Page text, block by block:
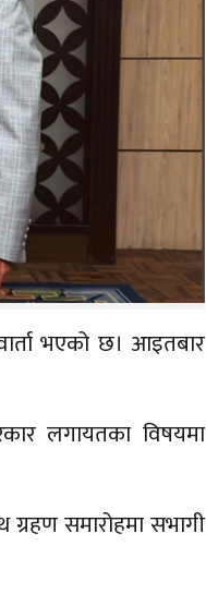
भएको छ। आइतबार
लगायतका विषयमा
ग्रहण समारोहमा सभागी